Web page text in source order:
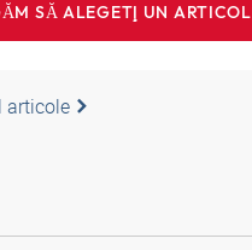
SĂ ALEGEŢI UN ARTICOL
articole